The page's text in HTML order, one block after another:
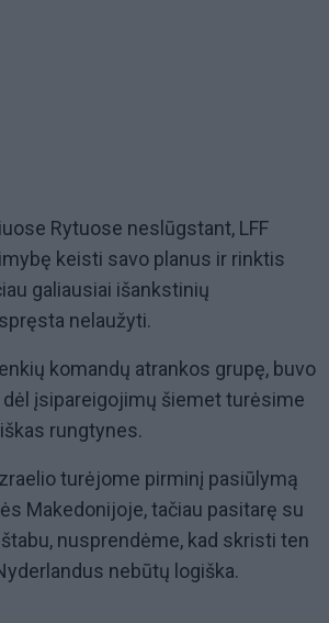
Rytuose neslūgstant, LFF
keisti savo planus ir rinktis
galiausiai išankstinių
nelaužyti.
komandų atrankos grupę, buvo
dėl įsipareigojimų šiemet turėsime
rungtynes.
turėjome pirminį pasiūlymą
Makedonijoje, tačiau pasitarę su
nusprendėme, kad skristi ten
nebūtų logiška.